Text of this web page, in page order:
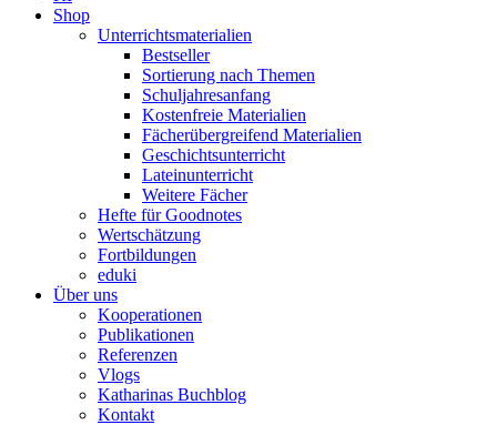
Shop
Unterrichtsmaterialien
Bestseller
Sortierung nach Themen
Schuljahresanfang
Kostenfreie Materialien
Fächerübergreifend Materialien
Geschichtsunterricht
Lateinunterricht
Weitere Fächer
Hefte für Goodnotes
Wertschätzung
Fortbildungen
eduki
Über uns
Kooperationen
Publikationen
Referenzen
Vlogs
Katharinas Buchblog
Kontakt